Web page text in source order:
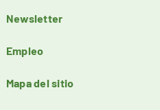
Newsletter
Empleo
Mapa del sitio